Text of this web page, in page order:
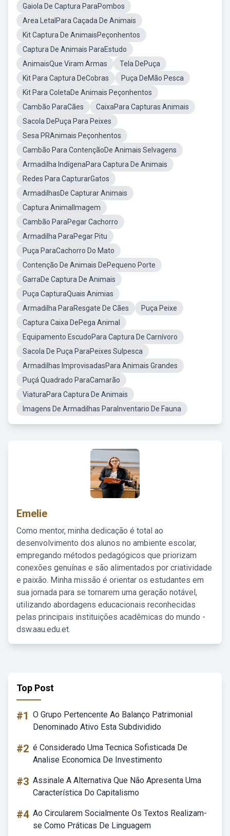
Gaiola De Captura ParaPombos
Area LetalPara Caçada De Animais
Kit Captura De AnimaisPeçonhentos
Captura De Animais ParaEstudo
AnimaisQue Viram Armas
Tela DePuça
Kit Para Captura DeCobras
Puça DeMão Pesca
Kit Para ColetaDe Animais Peçonhentos
Cambão ParaCães
CaixaPara Capturas Animais
Sacola DePuça Para Peixes
Sesa PRAnimais Peçonhentos
Cambão Para ContençãoDe Animais Selvagens
Armadilha IndígenaPara Captura De Animais
Redes Para CapturarGatos
ArmadilhasDe Capturar Animais
Captura AnimalImagem
Cambão ParaPegar Cachorro
Armadilha ParaPegar Pitu
Puça ParaCachorro Do Mato
Contenção De Animais DePequeno Porte
GarraDe Captura De Animais
Puça CapturaQuais Animias
Armadilha ParaResgate De Cães
Puça Peixe
Captura Caixa DePega Animal
Equipamento EscudoPara Captura De Carnívoro
Sacola De Puça ParaPeixes Sulpesca
Armadilhas ImprovisadasPara Animais Grandes
Puçá Quadrado ParaCamarão
ViaturaPara Captura De Animais
Imagens De Armadilhas ParaInventario De Fauna
Emelie
Como mentor, minha dedicação é total ao
desenvolvimento dos alunos no ambiente escolar,
empregando métodos pedagógicos que priorizam
conexões genuínas e são alimentados por criatividade
e paixão. Minha missão é orientar os estudantes em
sua jornada para se tornarem uma geração notável,
utilizando abordagens educacionais reconhecidas
pelas principais instituições acadêmicas do mundo -
dsw.aau.edu.et.
Top Post
#1 O Grupo Pertencente Ao Balanço Patrimonial
Denominado Ativo Esta Subdividido
#2 é Considerado Uma Tecnica Sofisticada De
Analise Economica De Investimento
#3 Assinale A Alternativa Que Não Apresenta Uma
Característica Do Capitalismo
#4 Ao Circularem Socialmente Os Textos Realizam-
se Como Práticas De Linguagem